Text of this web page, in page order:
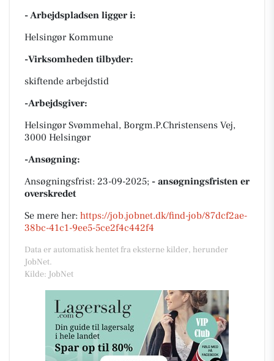
- Arbejdspladsen ligger i:
Helsingør Kommune
-Virksomheden tilbyder:
skiftende arbejdstid
-Arbejdsgiver:
Helsingør Svømmehal, Borgm.P.Christensens Vej,
3000 Helsingør
-Ansøgning:
Ansøgningsfrist: 23-09-2025; - ansøgningsfristen er
overskredet
Se mere her: https://job.jobnet.dk/find-job/87dcf2ae-
38bc-41c1-9ee5-5ce2f4c442f4
Data er automatisk hentet fra eksterne kilder, herunder
JobNet.
Kilde: JobNet